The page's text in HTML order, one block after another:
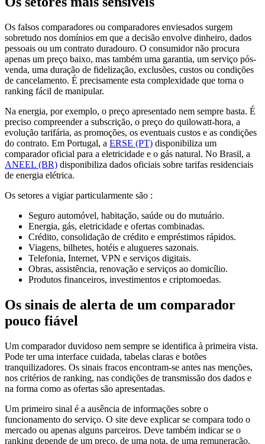
Os falsos comparadores ou comparadores enviesados surgem
sobretudo nos domínios em que a decisão envolve dinheiro, dados
pessoais ou um contrato duradouro. O consumidor não procura
apenas um preço baixo, mas também uma garantia, um serviço pós-
venda, uma duração de fidelização, exclusões, custos ou condições
de cancelamento. É precisamente esta complexidade que torna o
ranking fácil de manipular.
Na energia, por exemplo, o preço apresentado nem sempre basta. É
preciso compreender a subscrição, o preço do quilowatt-hora, a
evolução tarifária, as promoções, os eventuais custos e as condições
do contrato. Em Portugal, a ERSE (PT) disponibiliza um
comparador oficial para a eletricidade e o gás natural. No Brasil, a
ANEEL (BR) disponibiliza dados oficiais sobre tarifas residenciais
de energia elétrica.
Os setores a vigiar particularmente são :
Seguro automóvel, habitação, saúde ou do mutuário.
Energia, gás, eletricidade e ofertas combinadas.
Crédito, consolidação de crédito e empréstimos rápidos.
Viagens, bilhetes, hotéis e alugueres sazonais.
Telefonia, Internet, VPN e serviços digitais.
Obras, assistência, renovação e serviços ao domicílio.
Produtos financeiros, investimentos e criptomoedas.
Os sinais de alerta de um comparador
pouco fiável
Um comparador duvidoso nem sempre se identifica à primeira vista.
Pode ter uma interface cuidada, tabelas claras e botões
tranquilizadores. Os sinais fracos encontram-se antes nas menções,
nos critérios de ranking, nas condições de transmissão dos dados e
na forma como as ofertas são apresentadas.
Um primeiro sinal é a ausência de informações sobre o
funcionamento do serviço. O site deve explicar se compara todo o
mercado ou apenas alguns parceiros. Deve também indicar se o
ranking depende de um preço, de uma nota, de uma remuneração,